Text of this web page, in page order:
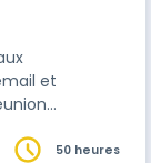
et
50 heures